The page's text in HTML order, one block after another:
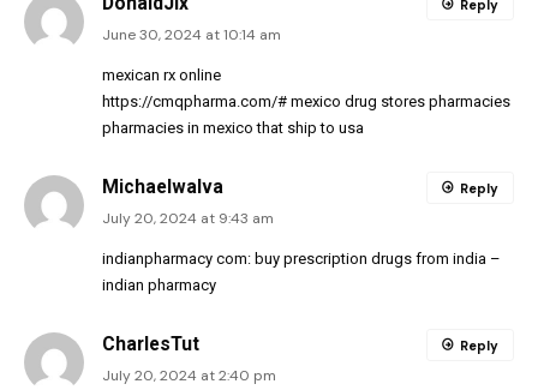
June 30, 2024 at 10:14 am
mexican rx online
https://cmqpharma.com/# mexico drug stores pharmacies
pharmacies in mexico that ship to usa
Reply
MichaelwaIva
July 20, 2024 at 9:43 am
indianpharmacy com: buy prescription drugs from india –
indian pharmacy
Reply
CharlesTut
July 20, 2024 at 2:40 pm
Reply